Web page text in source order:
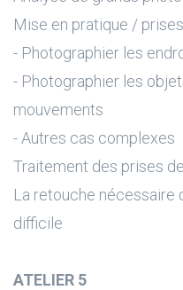
Mise en pratique /
- Photographier les
- Photographier les
mouvements
- Autres cas complexes
Traitement des prises
La retouche nécessaire
difficile
ATELIER 5